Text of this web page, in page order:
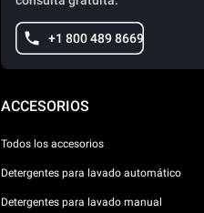
+1 800 489 8669
ACCESORIOS
Todos los accesorios
Detergentes para lavado automático
Detergentes para lavado manual